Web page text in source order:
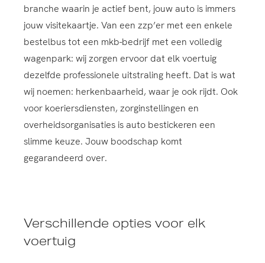
branche waarin je actief bent, jouw auto is immers
jouw visitekaartje. Van een zzp’er met een enkele
bestelbus tot een mkb-bedrijf met een volledig
wagenpark: wij zorgen ervoor dat elk voertuig
dezelfde professionele uitstraling heeft. Dat is wat
wij noemen: herkenbaarheid, waar je ook rijdt. Ook
voor koeriersdiensten, zorginstellingen en
overheidsorganisaties is auto bestickeren een
slimme keuze. Jouw boodschap komt
gegarandeerd over.
Verschillende opties voor elk
voertuig